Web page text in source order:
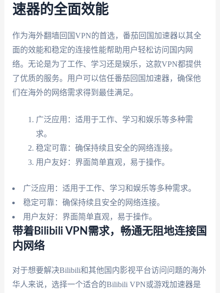
速器的全面效能
作为海外翻墙回国VPN的首选，番茄回国加速器以其全
面的效能和稳定的连接性能帮助用户轻松访问国内网
络。无论是为了工作、学习还是娱乐，这款VPN都提供
了优质的服务。用户可以信任番茄回国加速器，确保他
们在海外的网络需求得到最佳满足。
广泛应用：适用于工作、学习和娱乐等多种需
求。
稳定可靠：确保持续且安全的网络连接。
用户友好：界面简单直观，易于操作。
广泛应用：适用于工作、学习和娱乐等多种需求。
稳定可靠：确保持续且安全的网络连接。
用户友好：界面简单直观，易于操作。
带着Bilibili VPN需求，畅通无阻地连接国
内网络
对于想要解决Bilibili和其他国内影视平台访问问题的海外
华人来说，选择一个适合的Bilibili VPN或游戏加速器是